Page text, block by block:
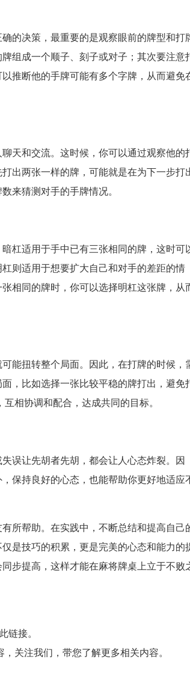
的决策，最重要的是观察眼前的牌型和打
组成一个顺子、刻子或对子；其次要注意
推断他的手牌可能有多个字牌，从而避免
天和交流。这时候，你可以通过观察他的
出两张一样的牌，可能就是在为下一步打
来猜测对手的手牌情况。
杠适用于手中已有三张相同的牌，这时可
则适用于想要扩大自己和对手的差距的情
相同的牌时，你可以选择明杠这张牌，从
能扭转整个局面。因此，在打牌的时候，
，比如选择一张比较平稳的牌打出，避免
相协调和配合，达成共同的目标。
误让先胡者先胡，都会让人心态炸裂。因
保持良好的心态，也能帮助你更好地适应
所帮助。在实践中，不断总结和提高自己
是技巧的积累，更是完美的心态和能力的
步提高，这样才能在麻将牌桌上立于不败
链接。
，关注我们，带您了解更多相关内容。